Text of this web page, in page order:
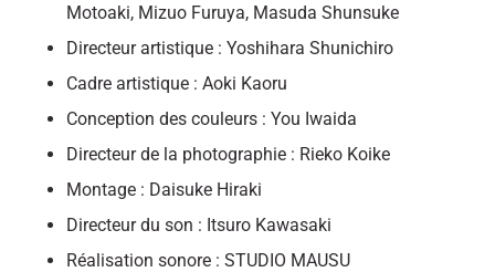
Motoaki, Mizuo Furuya, Masuda Shunsuke
Directeur artistique : Yoshihara Shunichiro
Cadre artistique : Aoki Kaoru
Conception des couleurs : You Iwaida
Directeur de la photographie : Rieko Koike
Montage : Daisuke Hiraki
Directeur du son : Itsuro Kawasaki
Réalisation sonore : STUDIO MAUSU